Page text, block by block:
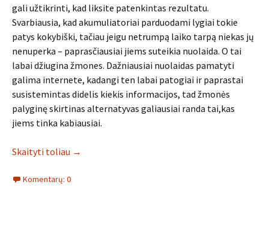
gali užtikrinti, kad liksite patenkintas rezultatu.
Svarbiausia, kad akumuliatoriai parduodami lygiai tokie
patys kokybiški, tačiau jeigu netrumpą laiko tarpą niekas jų
nenuperka – paprasčiausiai jiems suteikia nuolaida. O tai
labai džiugina žmones. Dažniausiai nuolaidas pamatyti
galima internete, kadangi ten labai patogiai ir paprastai
susistemintas didelis kiekis informacijos, tad žmonės
palyginę skirtinas alternatyvas galiausiai randa tai,kas
jiems tinka kabiausiai.
Skaityti toliau →
Komentarų: 0